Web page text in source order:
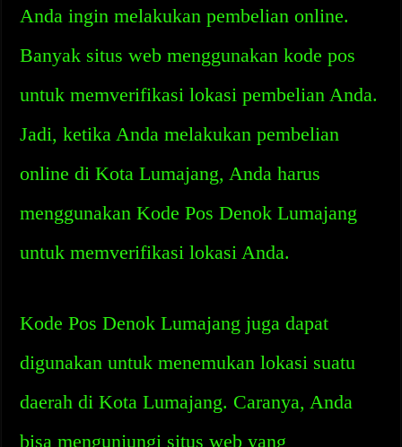
Anda ingin melakukan pembelian online.
Banyak situs web menggunakan kode pos
untuk memverifikasi lokasi pembelian Anda.
Jadi, ketika Anda melakukan pembelian
online di Kota Lumajang, Anda harus
menggunakan Kode Pos Denok Lumajang
untuk memverifikasi lokasi Anda.
Kode Pos Denok Lumajang juga dapat
digunakan untuk menemukan lokasi suatu
daerah di Kota Lumajang. Caranya, Anda
bisa mengunjungi situs web yang